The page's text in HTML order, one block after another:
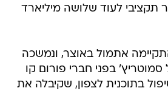
תקציבי לעוד שלושה מיליארד
אתמול באוצר, ונמשכה
בפני חברי פורום קו
בתוכנית לצפון, שקיבלה את